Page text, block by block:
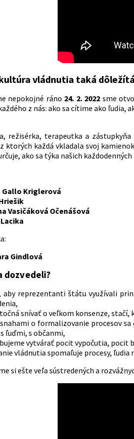
vládnutia taká
nepokojné ráno 24. 2. 2022 sme
z nás: ako sa cítime ako ľudia,
režisérka, terapeutka a
ktorých každá vkladala svoj
ako sa týka našich
Gallo Kriglerová
Vasičáková Očenášová
Gindlová
dozvedeli?
aby reprezentanti štátu využívali
snívať o veľkom konsenze, stačí,
o formalizovanie procesov
ľuďmi, s občanmi,
vytvárať pocit vypočutia, pocit
vládnutia spomaľuje procesy, ľudia
si ešte veľa sústredených a